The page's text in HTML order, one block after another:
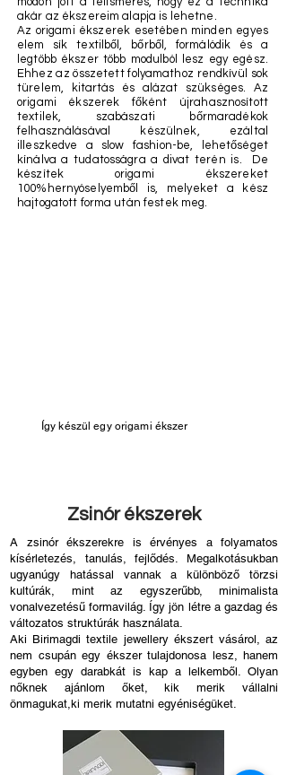
akár az ékszereim alapja is lehetne.
Az origami ékszerek esetében minden egyes
elem sík textilből, bőrből, formálódik és a
legtöbb ékszer több modulból lesz egy egész.
Ehhez az összetett folyamathoz rendkívül sok
türelem, kitartás és alázat szükséges. Az
origami ékszerek főként újrahasznosított
textilek, szabászati bőrmaradékok
felhasználásával készülnek, ezáltal
illeszkedve a slow fashion-be, lehetőséget
kínálva a tudatosságra a divat terén is. De
készítek origami ékszereket
100%hernyóselyemből is, melyeket a kész
hajtogatott forma után festek meg.
Így készül egy origami ékszer
Zsinór ékszerek
A zsinór ékszerekre is érvényes a folyamatos
kísérletezés, tanulás, fejlődés. Megalkotásukban
ugyanúgy hatással vannak a különböző törzsi
kultúrák, mint az egyszerűbb, minimalista
vonalvezetésű formavilág. Így jön létre a gazdag és
változatos struktúrák használata.
Aki Birimagdi textile jewellery ékszert vásárol, az
nem csupán egy ékszer tulajdonosa lesz, hanem
egyben egy darabkát is kap a lelkemből. Olyan
nőknek ajánlom őket, kik merik vállalni
önmagukat,ki merik mutatni egyéniségüket.